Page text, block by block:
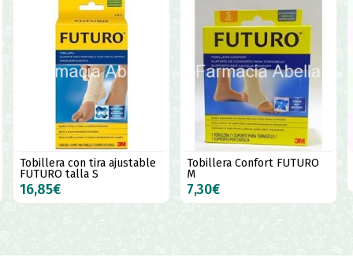
Tobillera con tira ajustable
FUTURO talla S
16,85€
Tobillera Confort FUTURO
M
7,30€